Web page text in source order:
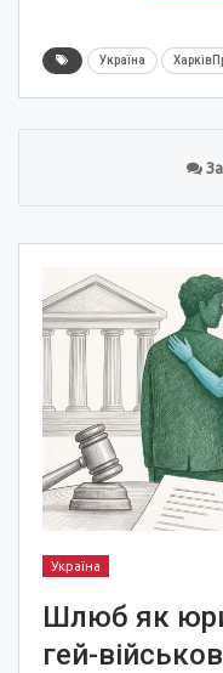
Україна
Україна
Шлюб як
гей-